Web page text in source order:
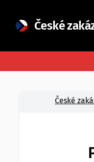
České
České